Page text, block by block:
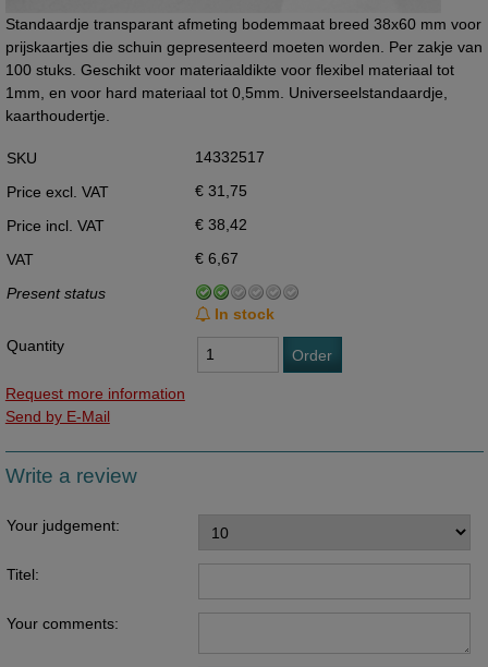
Standaardje transparant afmeting bodemmaat breed 38x60 mm voor
prijskaartjes die schuin gepresenteerd moeten worden. Per zakje van
100 stuks. Geschikt voor materiaaldikte voor flexibel materiaal tot
1mm, en voor hard materiaal tot 0,5mm. Universeelstandaardje,
kaarthoudertje.
SKU
14332517
Price excl. VAT
€ 31,75
Price incl. VAT
€ 38,42
VAT
€ 6,67
Present status
In stock
Quantity
Order
Request more information
Send by E-Mail
Write a review
Your judgement:
Titel:
Your comments: